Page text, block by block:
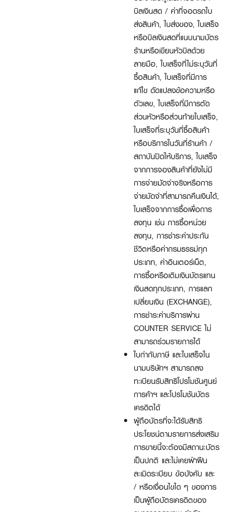
บิลเงินสด / ค่าที่จอดรถใบ
ส่งสินค้า, ใบส่งของ, ใบเสร็จ
หรือบิลเงินสดที่แนบนามบัตร
ร้านหรือเขียนหัวบิลด้วย
ลายมือ, ใบเสร็จที่ไม่ระบุวันที่
ซื้อสินค้า, ใบเสร็จที่มีการ
แก้ไข ดัดแปลงข้อความหรือ
ตัวเลข, ใบเสร็จที่มีการตัด
ส่วนหัวหรือส่วนท้ายใบเสร็จ,
ใบเสร็จที่ระบุวันที่ซื้อสินค้า
หรือบริการในวันที่ร้านค้า /
สถาบันปิดให้บริการ, ใบเสร็จ
จากการจองสินค้าที่ยังไม่มี
การจ่ายมัดจำจริงหรือการ
จ่ายมัดจำที่สามารถคืนเงินได้,
ใบเสร็จจากการซื้อเพื่อการ
ลงทุน เช่น การซื้อหน่วย
ลงทุน, การชำระค่าประกัน
ชีวิตหรือค่ากรมธรรม์ทุก
ประเภท, ค่าอินเตอร์เน็ต,
การซื้อหรือเติมเงินบัตรแทน
เงินสดทุกประเภท, การแลก
เปลี่ยนเงิน (EXCHANGE),
การชำระค่าบริการผ่าน
COUNTER SERVICE ไม่
สามารถร่วมรายการได้
ใบกำกับภาษี และใบเสร็จใน
นามบริษัทฯ สามารถลง
ทะเบียนรับสิทธิโปรโมชันศูนย์
การค้าฯ และโปรโมชันบัตร
เครดิตได้
ผู้ถือบัตรที่จะได้รับสิทธิ
ประโยชน์ตามรายการส่งเสริม
การขายนี้จะต้องมีสถานะบัตร
เป็นปกติ และไม่เคยฝ่าฝืน
ละเมิดระเบียบ ข้อบังคับ และ
/ หรือเงื่อนไขใด ๆ ของการ
เป็นผู้ถือบัตรเครดิตของ